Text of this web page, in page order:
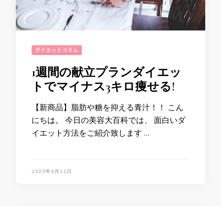
ダイエットコラム
1週間の献立プランダイエッ
トでマイナス3キロ痩せる!
【新商品】脂肪や糖を抑える青汁！！ こん
にちは。 今日の美容大百科では、 面白いダ
イエット方法をご紹介致します …
2020年4月11日